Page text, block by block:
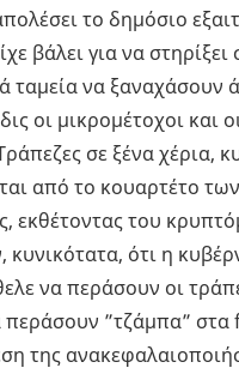
το δημόσιο
βάλει για να στηρίξει
ταμεία να ξαναχάσουν
οι μικρομέτοχοι και
σε ξένα χέρια,
από το κουαρτέτο
εκθέτοντας του
ότι η
να περάσουν οι
”τζάμπα” στα
της